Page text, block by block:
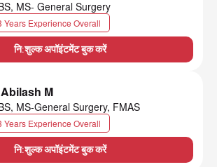
MS- General Surgery
Years Experience Overall
नि:शुल्क अपॉइंटमेंट बुक करें
M
MS-General Surgery, FMAS
Years Experience Overall
नि:शुल्क अपॉइंटमेंट बुक करें